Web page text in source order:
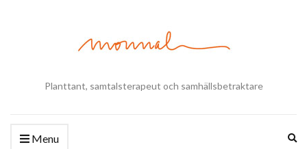
Planttant, samtalsterapeut och samhällsbetraktare
Menu